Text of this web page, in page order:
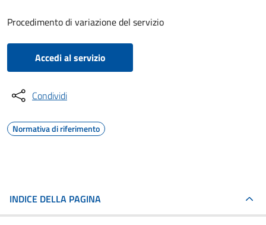
Procedimento di variazione del servizio
Accedi al servizio
Condividi
Normativa di riferimento
INDICE DELLA PAGINA